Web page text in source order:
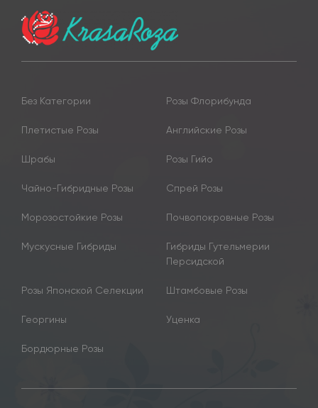
Без Категории Розы Флорибунда
Плетистые Розы Английские Розы
Шрабы Розы Гийо
Чайно-Гибридные Розы Спрей Розы
Морозостойкие Розы Почвопокровные Розы
Мускусные Гибриды
Гибриды Гутельмерии
Персидской
Розы Японской Селекции Штамбовые Розы
Георгины Уценка
Бордюрные Розы